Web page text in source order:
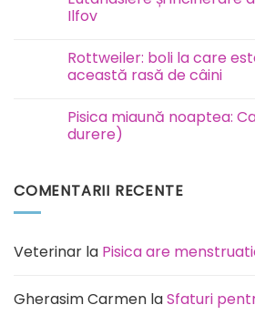
la
câini
Ilfov
la
Eutanasiere
și
București
Ilfov
Rottweiler: boli la care
această rasă de câini
la
Rottweiler:
boli
predispusă
Pisica miaună noaptea:
durere)
Pisica
la
rutină
COMENTARII RECENTE
Veterinar la Pisica are
Gherasim Carmen laSfaturi